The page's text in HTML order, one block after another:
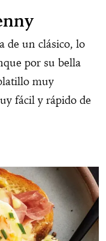
de un clásico, lo
por su bella
muy
fácil y rápido de